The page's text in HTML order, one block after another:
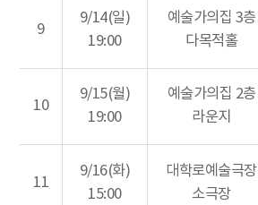
9
9/14(일)
19:00
예술가의집 3층
다목적홀
10
9/15(월)
19:00
예술가의집 2층
라운지
11
9/16(화)
15:00
대학로예술극장
소극장